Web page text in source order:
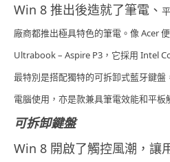
Win 8 推出後造就了筆電、
廠商都推出極具特色的筆電。像 Acer
Ultrabook – Aspire P3，它採用 Intel
最特別是搭配獨特的可拆卸式藍牙鍵
電腦使用，亦是款兼具筆電效能和平板
可拆卸鍵盤
Win 8 開啟了觸控風潮，讓